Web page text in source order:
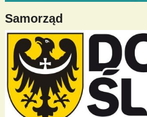
Samorząd